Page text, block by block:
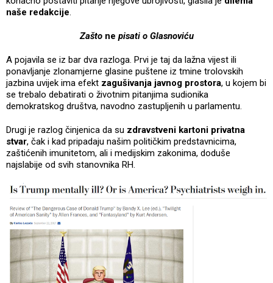
naše redakcije.
Zašto ne pisati o Glasnoviću
A pojavila se iz bar dva razloga. Prvi je taj da lažna vijest ili
ponavljanje zlonamjerne glasine puštene iz tmine trolovskih
jazbina uvijek ima efekt zagušivanja javnog prostora, u kojem bi
se trebalo debatirati o životnim pitanjima sudionika
demokratskog društva, navodno zastupljenih u parlamentu.
Drugi je razlog činjenica da su zdravstveni kartoni privatna
stvar, čak i kad pripadaju našim političkim predstavnicima,
zaštićenih imunitetom, ali i medijskim zakonima, doduše
najslabije od svih stanovnika RH.